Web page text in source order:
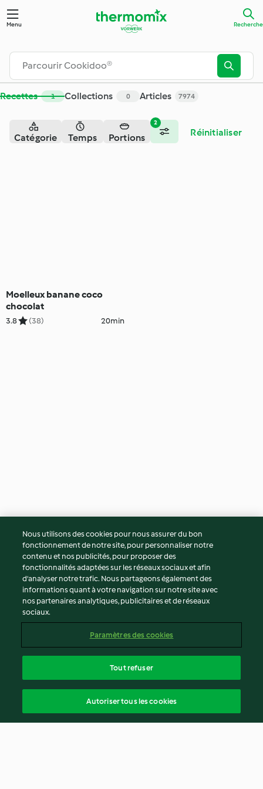
Menu Recherche
Recettes 1 Collections 0 Articles 7974
2
Catégorie Temps Portions Réinitialiser
Moelleux banane coco
chocolat
3.8 (38) 20min
Nous utilisons des cookies pour nous assurer du bon
fonctionnement de notre site, pour personnaliser notre
contenu et nos publicités, pour proposer des
fonctionnalités adaptées sur les réseaux sociaux et afin
d’analyser notre trafic. Nous partageons également des
informations quant à votre navigation sur notre site avec
nos partenaires analytiques, publicitaires et de réseaux
sociaux.
Paramètres des cookies
Tout refuser
Autoriser tous les cookies